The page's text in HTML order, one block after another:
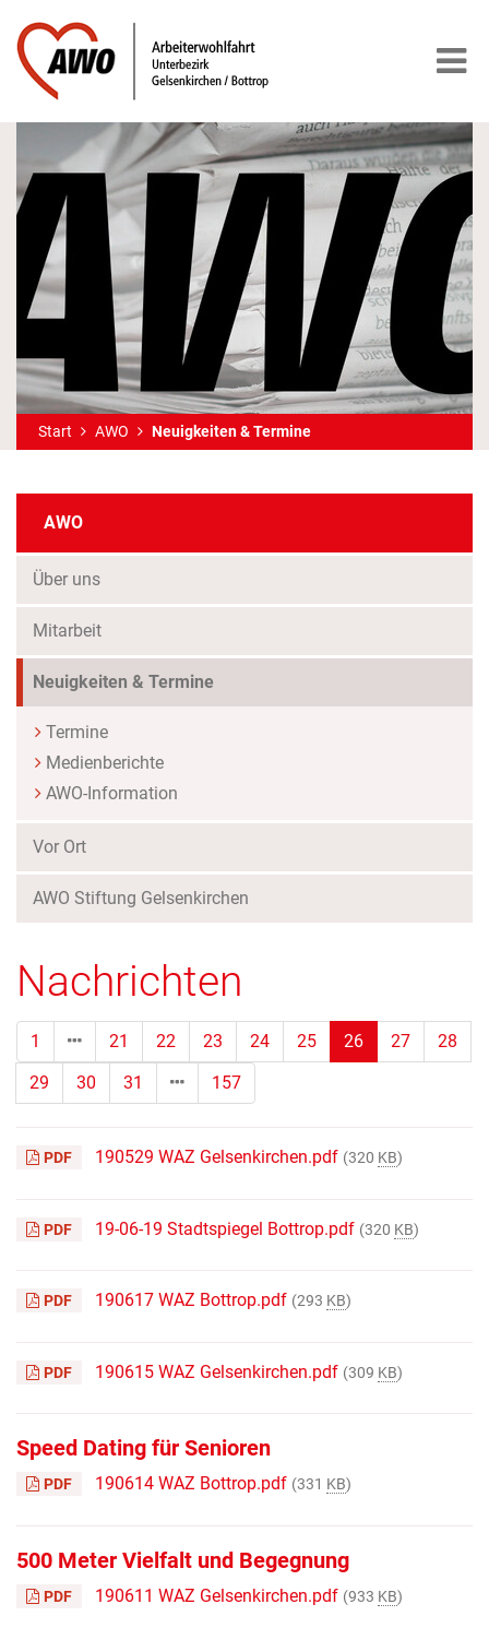
Start AWO Neuigkeiten & Termine
AWO
Über uns
Mitarbeit
Neuigkeiten & Termine
Termine
Medienberichte
AWO-Information
Vor Ort
AWO Stiftung Gelsenkirchen
Nachrichten
1 21 22 23 24 25 26(Standort)
27
28
29
30 31 157
PDF 190529 WAZ Gelsenkirchen.pdf (320 KB)
PDF 19-06-19 Stadtspiegel Bottrop.pdf (320 KB)
PDF 190617 WAZ Bottrop.pdf (293 KB)
PDF 190615 WAZ Gelsenkirchen.pdf (309 KB)
Speed Dating für Senioren
PDF 190614 WAZ Bottrop.pdf (331 KB)
500 Meter Vielfalt und Begegnung
PDF 190611 WAZ Gelsenkirchen.pdf (933 KB)